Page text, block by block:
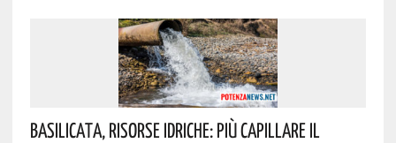
Basilicata, Risorse Idriche: Più Capillare Il